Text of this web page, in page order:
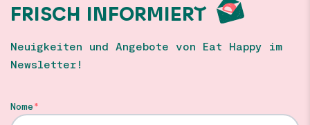
FRISCH INFORMIERT
Neuigkeiten und Angebote von Eat Happy im
Newsletter!
Nome